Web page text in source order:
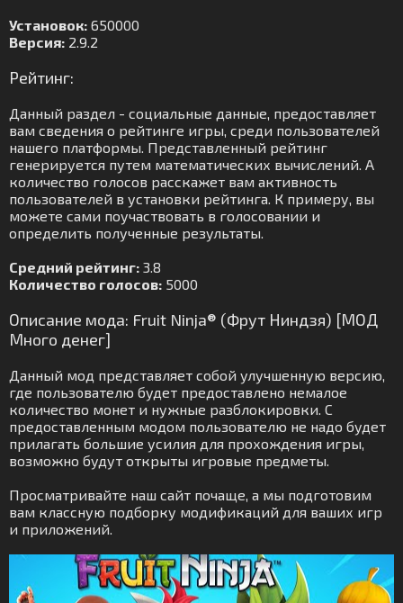
Установок: 650000
Версия: 2.9.2
Рейтинг:
Данный раздел - социальные данные, предоставляет
вам сведения о рейтинге игры, среди пользователей
нашего платформы. Представленный рейтинг
генерируется путем математических вычислений. А
количество голосов расскажет вам активность
пользователей в установки рейтинга. К примеру, вы
можете сами поучаствовать в голосовании и
определить полученные результаты.
Средний рейтинг: 3.8
Количество голосов: 5000
Описание мода: Fruit Ninja® (Фрут Ниндзя) [МОД
Много денег]
Данный мод представляет собой улучшенную версию,
где пользователю будет предоставлено немалое
количество монет и нужные разблокировки. С
предоставленным модом пользователю не надо будет
прилагать большие усилия для прохождения игры,
возможно будут открыты игровые предметы.
Просматривайте наш сайт почаще, а мы подготовим
вам классную подборку модификаций для ваших игр
и приложений.